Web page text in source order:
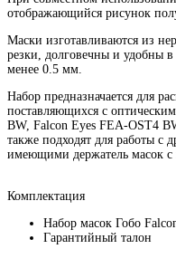
отображающийся рисунок
Маски изготавливаются из
резки, долговечны и удобны
менее 0.5 мм.
Набор предназначается для
поставляющихся с
BW, Falcon Eyes FEA-OST4
также подходят для работы с
имеющими держатель масок
Комплектация
Набор масок Гобо
Гарантийный талон